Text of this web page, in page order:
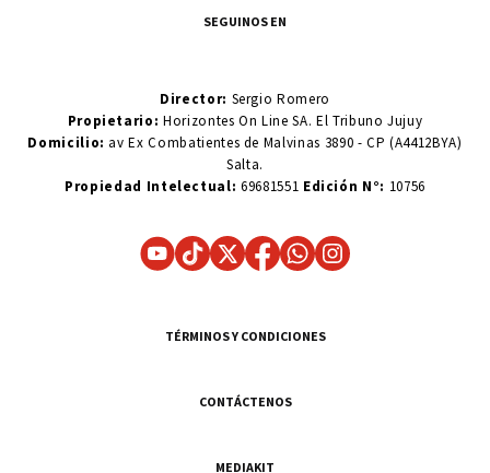
SEGUINOS EN
Director: Sergio Romero
Propietario:Horizontes On Line SA. El Tribuno Jujuy
Domicilio: av Ex Combatientes de Malvinas 3890 - CP (A4412BYA)
Salta.
Propiedad Intelectual: 69681551 Edición N°: 10756
TÉRMINOS Y CONDICIONES
CONTÁCTENOS
MEDIAKIT